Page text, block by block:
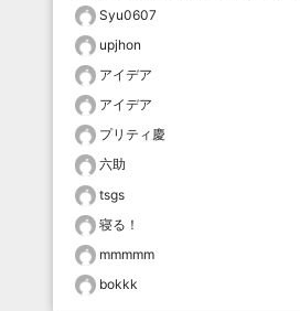
Syu0607
upjhon
アイデア
アイデア
プリティ慶
六助
tsgs
寝る！
mmmmm
bokkk